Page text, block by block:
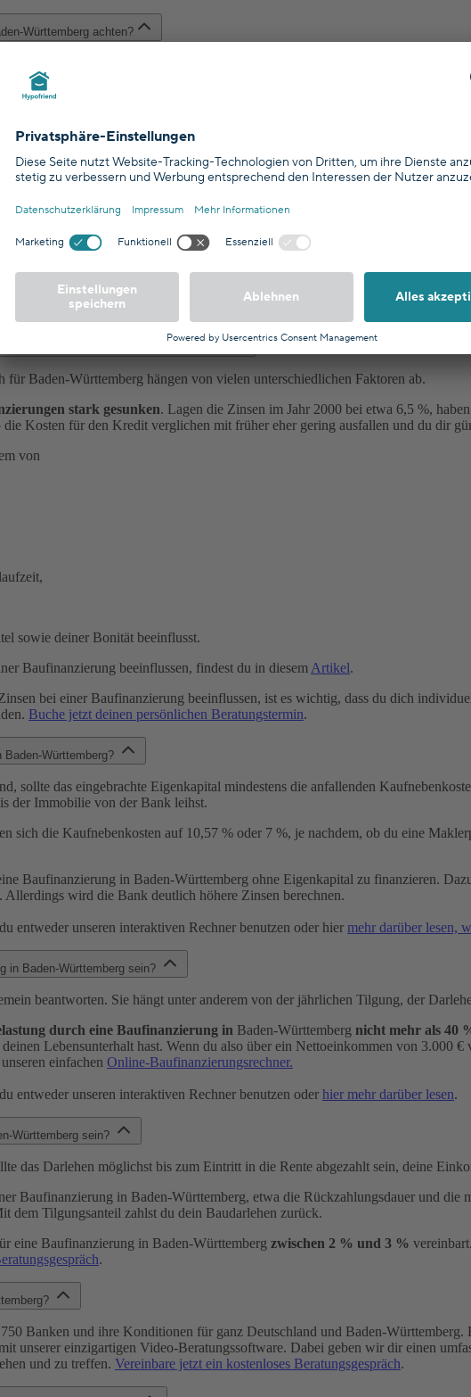
Württemberg achten?
erhältst du einen ersten Überblick über verschiedene Baufinanzierungen
immer auf dich, deine finanzielle Situation sowie deine Wünsche und
beraten. Unsere Experten stehen dir mit Rat und Tat zur Seite und helfen
der Baufinanzierung in Baden-Württemberg?
Württemberg belaufen sich in der Regel auf maximal 10,57 % und setzen sich
in der Regel auf maximal 2 % des Kaufpreises, die Grunderwerbssteuer
so, dass die Maklergebühr entfällt. Kaufst du deine
werden mit Ausnahme der Maklerkosten üblicherweise vom Käufer bezahlt.
und Co. in Deutschland unterscheiden,
Württemberg angegebenen Zinsen?
Baden-Württemberg hängen von vielen unterschiedlichen Faktoren ab.
stark gesunken. Lagen die Zinsen im Jahr 2000 bei etwa 6,5 %,
Kosten für den Kredit verglichen mit früher eher gering ausfallen und du dir
von
sowie deiner Bonität beeinflusst.
Baufinanzierung beeinflussen, findest du in diesem Artikel.
bei einer Baufinanzierung beeinflussen, ist es wichtig, dass du dich
Buche jetzt deinen persönlichen Beratungstermin.
Württemberg?
sollte das eingebrachte Eigenkapital mindestens die anfallenden
der Immobilie von der Bank leihst.
sich die Kaufnebenkosten auf 10,57 % oder 7 %, je nachdem, ob du eine
Baufinanzierung in Baden-Württemberg ohne Eigenkapital zu finanzieren.
wird die Bank deutlich höhere Zinsen berechnen.
entweder unseren interaktiven Rechner benutzen oder hier mehr darüber lesen,
in Baden-Württemberg sein?
beantworten. Sie hängt unter anderem von der jährlichen Tilgung, der
durch eine Baufinanzierung in Baden-Württemberg nicht mehr als 40
Lebensunterhalt hast. Wenn du also über ein Nettoeinkommen von 3.000
einfachen Online-Baufinanzierungsrechner.
entweder unseren interaktiven Rechner benutzen oder hier mehr darüber lesen.
Württemberg sein?
das Darlehen möglichst bis zum Eintritt in die Rente abgezahlt sein, deine
Baufinanzierung in Baden-Württemberg, etwa die Rückzahlungsdauer und die
dem Tilgungsanteil zahlst du dein Baudarlehen zurück.
eine Baufinanzierung in Baden-Württemberg zwischen 2 % und 3 %
.
Banken und ihre Konditionen für ganz Deutschland und Baden-
unserer einzigartigen Video-Beratungssoftware. Dabei geben wir dir einen
und zu treffen. Vereinbare jetzt ein kostenloses Beratungsgespräch.